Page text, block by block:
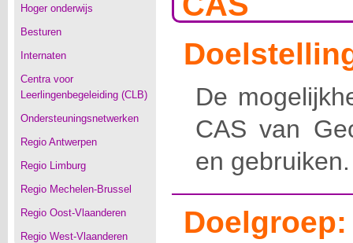
Hoger onderwijs
Besturen
Internaten
Centra voor
Leerlingenbegeleiding (CLB)
Ondersteuningsnetwerken
Regio Antwerpen
Regio Limburg
Regio Mechelen-Brussel
Regio Oost-Vlaanderen
Regio West-Vlaanderen
De
CAS van
en gebruiken.
Doelgroep: